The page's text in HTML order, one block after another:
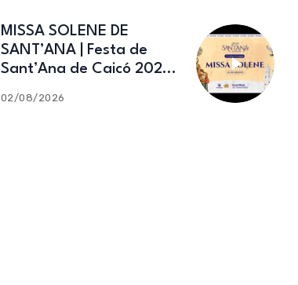
MISSA SOLENE DE
SANT’ANA | Festa de
Sant’Ana de Caicó 2026 |
02/08/2026